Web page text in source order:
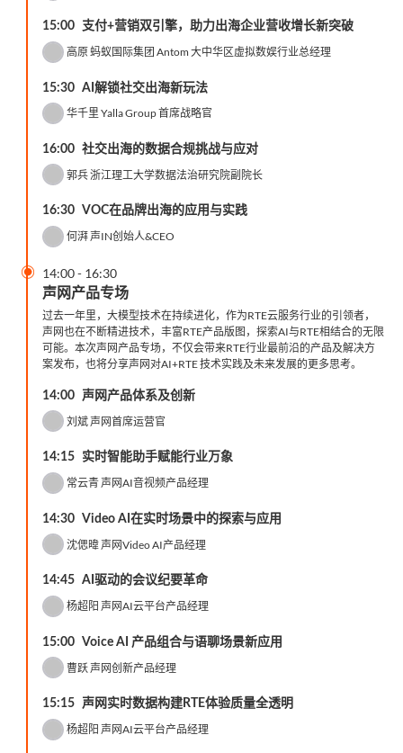
15:00 支付+营销双引擎，助力出海企业营收增长新突破
高原蚂蚁国际集团 Antom 大中华区虚拟数娱行业总经理
15:30 AI解锁社交出海新玩法
华千里 Yalla Group 首席战略官
16:00 社交出海的数据合规挑战与应对
郭兵浙江理工大学数据法治研究院副院长
16:30 VOC在品牌出海的应用与实践
何湃声IN创始人&CEO
14:00- 16:30

声网产品专场
过去一年里，大模型技术在持续进化，作为RTE云服务行业的引领者，
声网也在不断精进技术，丰富RTE产品版图，探索AI与RTE相结合的无限
可能。本次声网产品专场，不仅会带来RTE行业最前沿的产品及解决方
案发布，也将分享声网对AI+RTE 技术实践及未来发展的更多思考。
14:00 声网产品体系及创新
刘斌声网首席运营官
14:15 实时智能助手赋能行业万象
常云青声网AI音视频产品经理
14:30 Video AI在实时场景中的探索与应用
沈偲暐声网Video AI产品经理
14:45 AI驱动的会议纪要革命
杨超阳 声网AI云平台产品经理
15:00 Voice AI 产品组合与语聊场景新应用
曹跃声网创新产品经理
15:15 声网实时数据构建RTE体验质量全透明
杨超阳 声网AI云平台产品经理